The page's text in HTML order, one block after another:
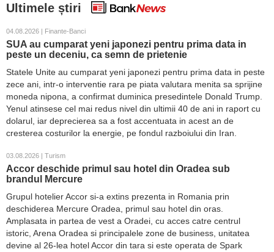
Ultimele știri
04.08.2026 | Finante-Banci
SUA au cumparat yeni japonezi pentru prima data in
peste un deceniu, ca semn de prietenie
Statele Unite au cumparat yeni japonezi pentru prima data in peste
zece ani, intr-o interventie rara pe piata valutara menita sa sprijine
moneda nipona, a confirmat duminica presedintele Donald Trump.
Yenul atinsese cel mai redus nivel din ultimii 40 de ani in raport cu
dolarul, iar deprecierea sa a fost accentuata in acest an de
cresterea costurilor la energie, pe fondul razboiului din Iran.
03.08.2026 | Turism
Accor deschide primul sau hotel din Oradea sub
brandul Mercure
Grupul hotelier Accor si-a extins prezenta in Romania prin
deschiderea Mercure Oradea, primul sau hotel din oras.
Amplasata in partea de vest a Oradei, cu acces catre centrul
istoric, Arena Oradea si principalele zone de business, unitatea
devine al 26-lea hotel Accor din tara si este operata de Spark